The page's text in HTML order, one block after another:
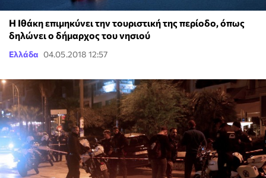
Η Ιθάκη επιμηκύνει την τουριστική της περίοδο, όπως
δηλώνει ο δήμαρχος του νησιού
Ελλάδα 04.05.2018 12:57